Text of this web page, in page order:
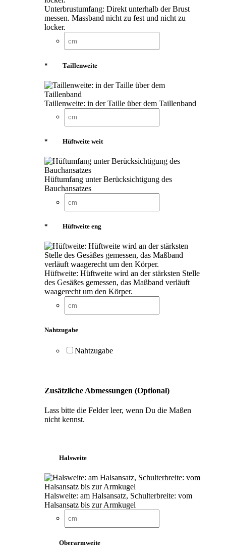
Unterbrustumfang: Direkt unterhalb der Brust
messen. Massband nicht zu fest und nicht zu
locker.
* Taillenweite
Taillenweite: in der Taille über dem Taillenband
* Hüftweite weit
Hüftumfang unter Berücksichtigung des
Bauchansatzes
* Hüftweite eng
Hüftweite: Hüftweite wird an der stärksten Stelle
des Gesäßes gemessen, das Maßband verläuft
waagerecht um den Körper.
Nahtzugabe
Nahtzugabe
Zusätzliche Abmessungen (Optional)
Lass bitte die Felder leer, wenn Du die Maßen
nicht kennst.
Halsweite
Halsweite: am Halsansatz, Schulterbreite: vom
Halsansatz bis zur Armkugel
Oberarmweite